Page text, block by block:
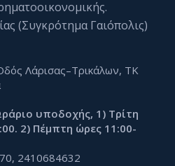
(Συγκρότημα Γαιόπολις)
Λάρισας–Τρικάλων, ΤΚ
υποδοχής, 1) Τρίτη
2) Πέμπτη ώρες 11:00-
2410684632